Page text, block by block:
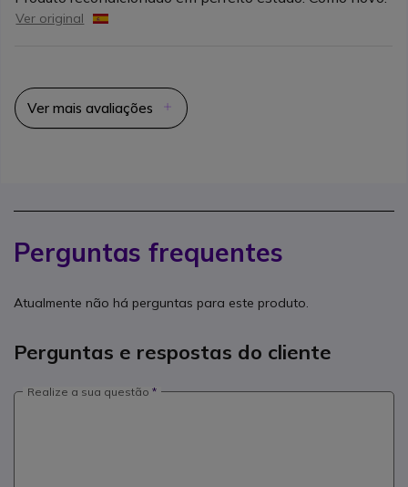
Ver original
Ver mais avaliações
Perguntas frequentes
Atualmente não há perguntas para este produto.
Perguntas e respostas do cliente
Realize a sua questão